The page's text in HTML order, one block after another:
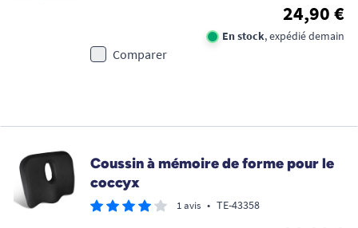
24,90 €
En stock, expédié demain
Comparer
Coussin à mémoire de forme pour le
coccyx
1 avis • TE-43358